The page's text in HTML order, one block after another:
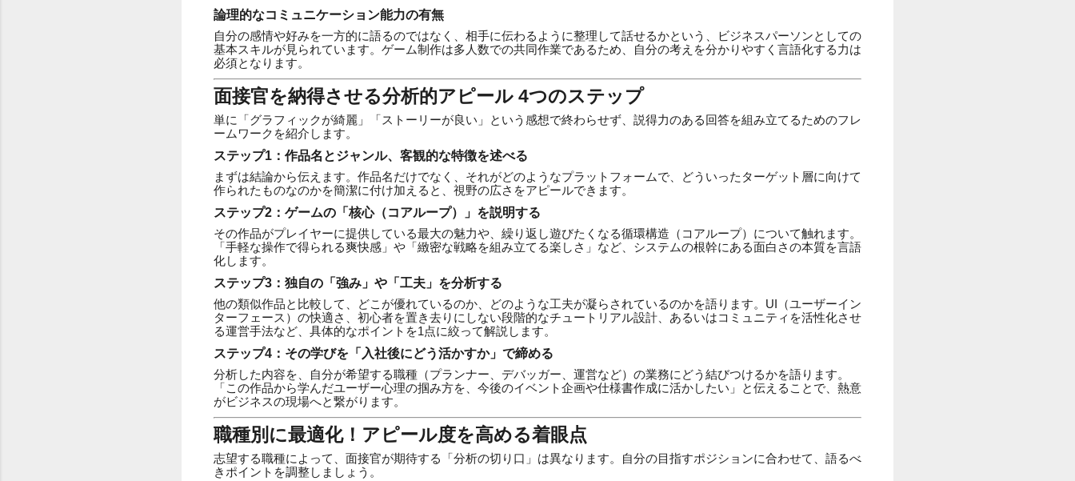
論理的なコミュニケーション能力の有無
自分の感情や好みを一方的に語るのではなく、相手に伝わるように整理して話せるかという、ビジネスパーソンとしての
基本スキルが見られています。ゲーム制作は多人数での共同作業であるため、自分の考えを分かりやすく言語化する力は
必須となります。
面接官を納得させる分析的アピール 4つのステップ
単に「グラフィックが綺麗」「ストーリーが良い」という感想で終わらせず、説得力のある回答を組み立てるためのフレ
ームワークを紹介します。
ステップ1：作品名とジャンル、客観的な特徴を述べる
まずは結論から伝えます。作品名だけでなく、それがどのようなプラットフォームで、どういったターゲット層に向けて
作られたものなのかを簡潔に付け加えると、視野の広さをアピールできます。
ステップ2：ゲームの「核心（コアループ）」を説明する
その作品がプレイヤーに提供している最大の魅力や、繰り返し遊びたくなる循環構造（コアループ）について触れます。
「手軽な操作で得られる爽快感」や「緻密な戦略を組み立てる楽しさ」など、システムの根幹にある面白さの本質を言語
化します。
ステップ3：独自の「強み」や「工夫」を分析する
他の類似作品と比較して、どこが優れているのか、どのような工夫が凝らされているのかを語ります。UI（ユーザーイン
ターフェース）の快適さ、初心者を置き去りにしない段階的なチュートリアル設計、あるいはコミュニティを活性化させ
る運営手法など、具体的なポイントを1点に絞って解説します。
ステップ4：その学びを「入社後にどう活かすか」で締める
分析した内容を、自分が希望する職種（プランナー、デバッガー、運営など）の業務にどう結びつけるかを語ります。
「この作品から学んだユーザー心理の掴み方を、今後のイベント企画や仕様書作成に活かしたい」と伝えることで、熱意
がビジネスの現場へと繋がります。
職種別に最適化！アピール度を高める着眼点
志望する職種によって、面接官が期待する「分析の切り口」は異なります。自分の目指すポジションに合わせて、語るべ
きポイントを調整しましょう。